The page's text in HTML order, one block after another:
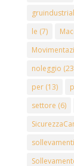
le (7)
noleggio
per(13)
settore (6)